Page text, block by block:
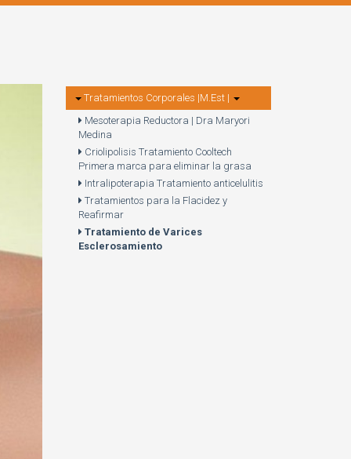
Tratamientos Corporales |M.Est |
Mesoterapia Reductora | Dra Maryori
Medina
Criolipolisis Tratamiento Cooltech
Primera marca para eliminar la grasa
Intralipoterapia Tratamiento anticelulitis
Tratamientos para la Flacidez y
Reafirmar
Tratamiento de Varices
Esclerosamiento